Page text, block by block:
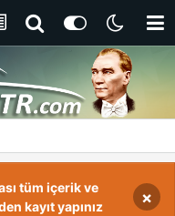
tüm içerik ve
kayıt yapınız
×